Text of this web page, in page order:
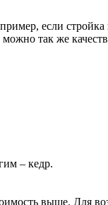
если
так же
– кедр.
выше. Для